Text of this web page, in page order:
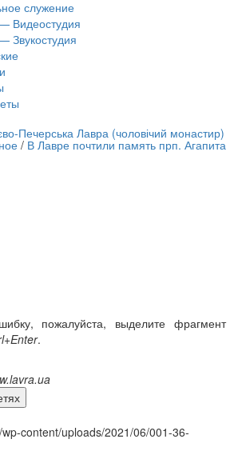
служение
Видеостудия
Печерська Лавра (чоловічий монастир)
/ В Лавре почтили память прп. Агапита
пожалуйста, выделите фрагмент
.
content/uploads/2021/06/001-36-